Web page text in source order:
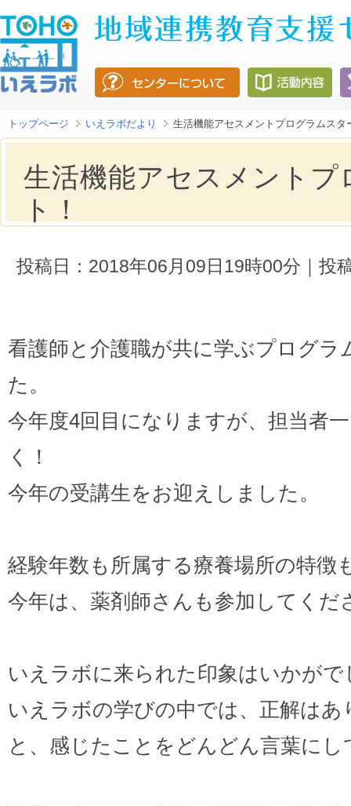
トップページ いえラボだより 生活機能アセスメントプログラムスタ
生活機能アセスメントプ
ト！
投稿日：2018年06月09日19時00分｜投
看護師と介護職が共に学ぶプログラ
た。
今年度4回目になりますが、担当者
く！
今年の受講生をお迎えしました。
経験年数も所属する療養場所の特徴
今年は、薬剤師さんも参加してくだ
いえラボに来られた印象はいかがで
いえラボの学びの中では、正解は
と、感じたことをどんどん言葉に